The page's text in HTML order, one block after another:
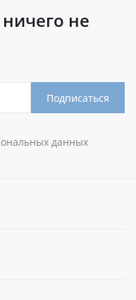
не
Подписаться
данных